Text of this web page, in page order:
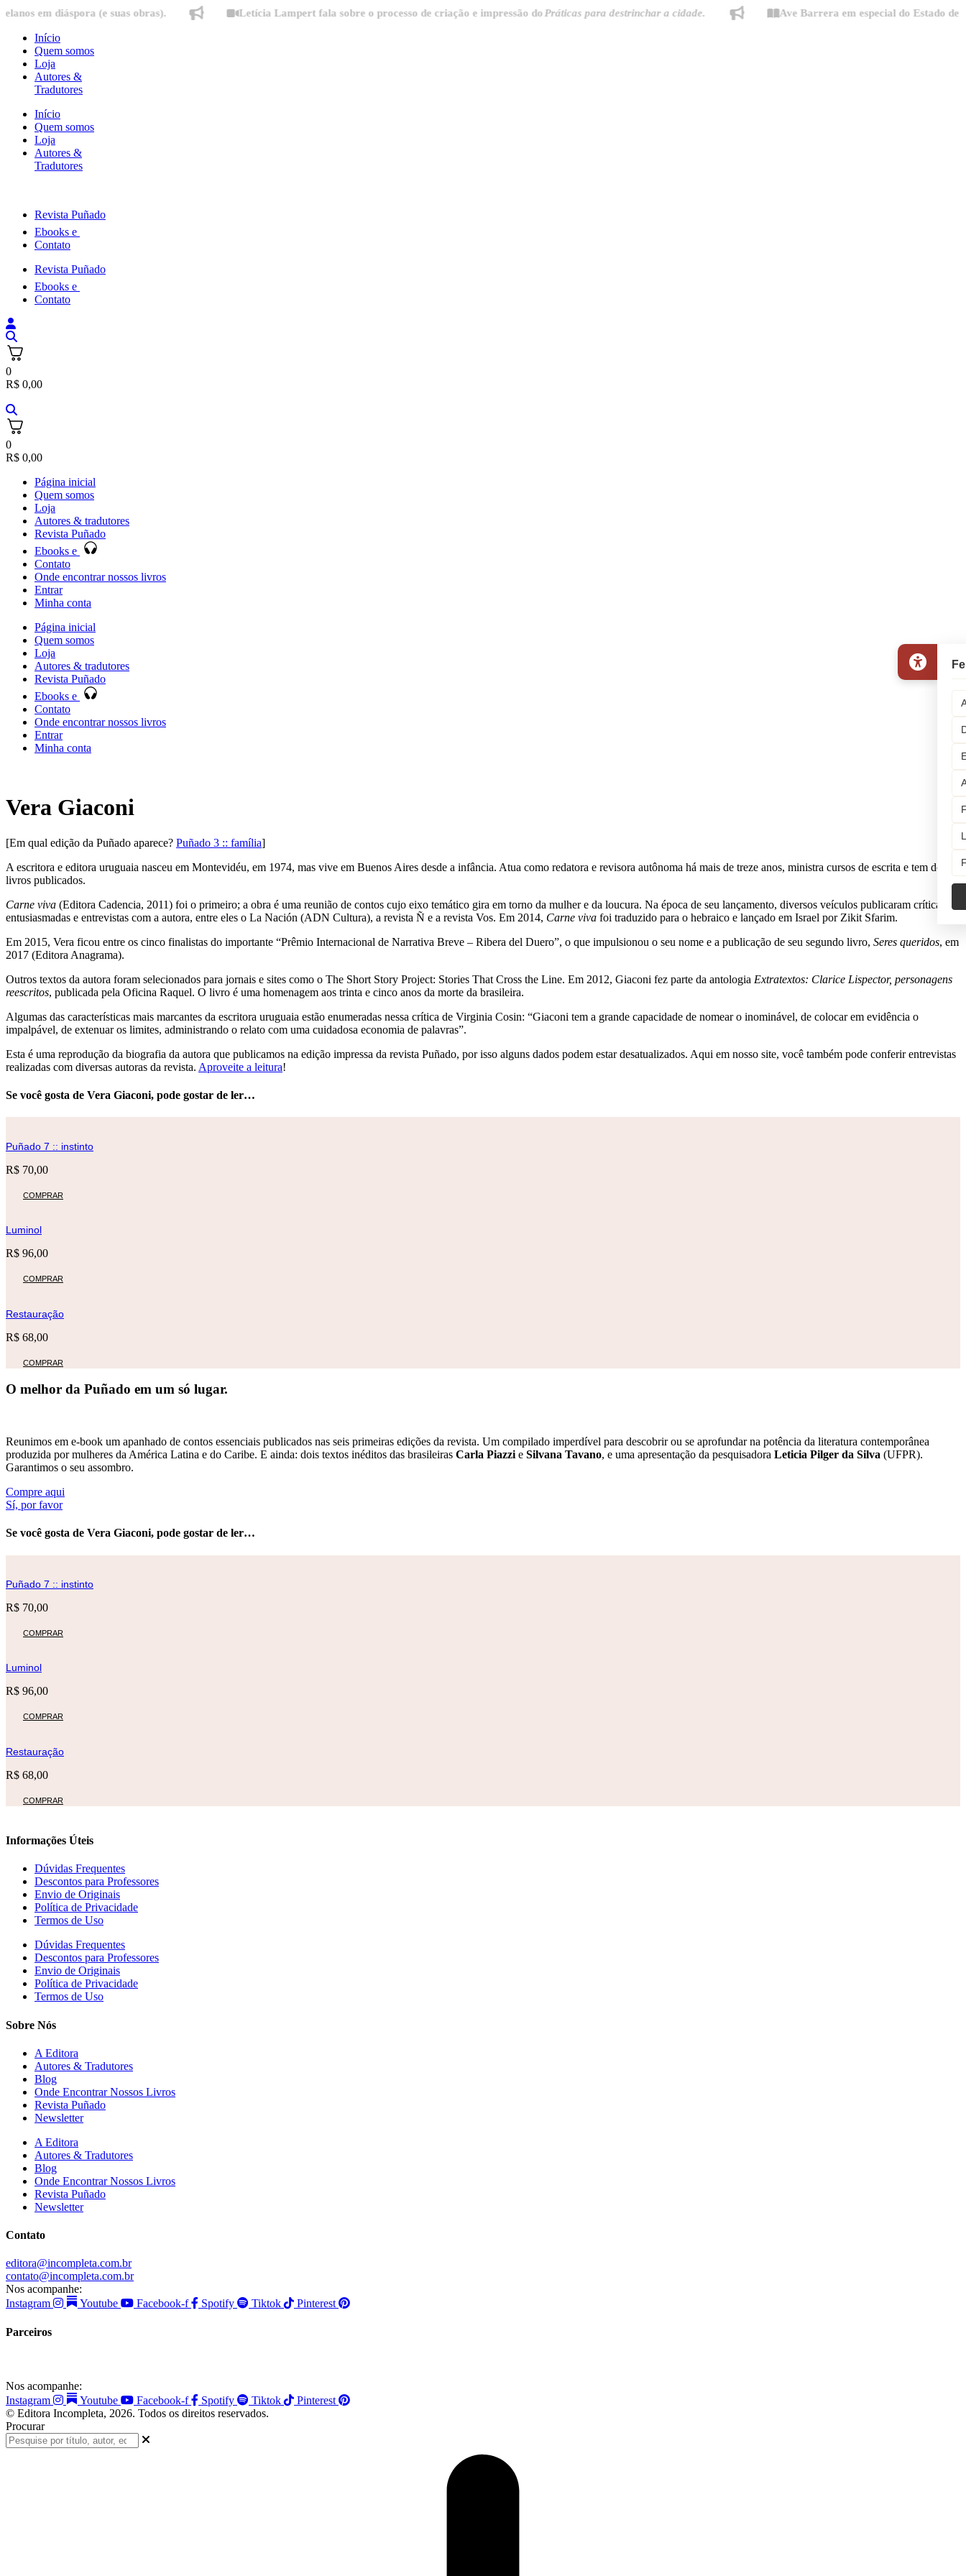
Ir
conteúdo
diáspora (e suas obras). Letícia Lampert fala sobre o processo de criação e impressão doPráticas para destrinchar a cidade. Ave Barrera em especial do Estado de
Início
Quem somos
Loja
Autores &
Tradutores
Início
Quem somos
Loja
Autores &
Tradutores
Revista Puñado
Ebooks e
Contato
Revista Puñado
Ebooks e
Contato
0
R$ 0,00
0
R$ 0,00
Página inicial
Quem somos
Loja
Autores & tradutores
Revista Puñado
Ebooks e
Contato
Onde encontrar nossos livros
Entrar
Minha conta
Página inicial
Quem somos
Loja
Autores & tradutores
Revista Puñado
Ebooks e
Contato
Onde encontrar nossos livros
Entrar
Minha conta
Vera Giaconi
[Em qual edição da Puñado aparece? Puñado 3 :: família]
A escritora e editora uruguaia nasceu em Montevidéu, em 1974, mas vive em Buenos Aires desde a infância. Atua como redatora e revisora autônoma há mais de treze anos, ministra cursos de escrita e tem dois
livros publicados.
Carne viva (Editora Cadencia, 2011) foi o primeiro; a obra é uma reunião de contos cujo eixo temático gira em torno da mulher e da loucura. Na época de seu lançamento, diversos veículos publicaram críticas
entusiasmadas e entrevistas com a autora, entre eles o La Nación (ADN Cultura), a revista Ñ e a revista Vos. Em 2014, Carne viva foi traduzido para o hebraico e lançado em Israel por Zikit Sfarim.
Em 2015, Vera ficou entre os cinco finalistas do importante “Prêmio Internacional de Narrativa Breve – Ribera del Duero”, o que impulsionou o seu nome e a publicação de seu segundo livro, Seres queridos, em
2017 (Editora Anagrama).
Outros textos da autora foram selecionados para jornais e sites como o The Short Story Project: Stories That Cross the Line. Em 2012, Giaconi fez parte da antologia Extratextos: Clarice Lispector, personagens
reescritos, publicada pela Oficina Raquel. O livro é uma homenagem aos trinta e cinco anos da morte da brasileira.
Algumas das características mais marcantes da escritora uruguaia estão enumeradas nessa crítica de Virginia Cosin: “Giaconi tem a grande capacidade de nomear o inominável, de colocar em evidência o
impalpável, de extenuar os limites, administrando o relato com uma cuidadosa economia de palavras”.
Esta é uma reprodução da biografia da autora que publicamos na edição impressa da revista Puñado, por isso alguns dados podem estar desatualizados. Aqui em nosso site, você também pode conferir entrevistas
realizadas com diversas autoras da revista. Aproveite a leitura!
Se você gosta de Vera Giaconi, pode gostar de ler…
Puñado 7 :: instinto
R$ 70,00
COMPRAR
Luminol
R$ 96,00
COMPRAR
Restauração
R$ 68,00
COMPRAR
O melhor da Puñado em um só lugar.
Reunimos em e-book um apanhado de contos essenciais publicados nas seis primeiras edições da revista. Um compilado imperdível para descobrir ou se aprofundar na potência da literatura contemporânea
produzida por mulheres da América Latina e do Caribe. E ainda: dois textos inéditos das brasileiras Carla Piazzi e Silvana Tavano, e uma apresentação da pesquisadora Leticia Pilger da Silva (UFPR).
Garantimos o seu assombro.
Compre aqui
Sí, por favor
Se você gosta de Vera Giaconi, pode gostar de ler…
Puñado 7 :: instinto
R$ 70,00
COMPRAR
Luminol
R$ 96,00
COMPRAR
Restauração
R$ 68,00
COMPRAR
Informações Úteis
Dúvidas Frequentes
Descontos para Professores
Envio de Originais
Política de Privacidade
Termos de Uso
Dúvidas Frequentes
Descontos para Professores
Envio de Originais
Política de Privacidade
Termos de Uso
Sobre Nós
A Editora
Autores & Tradutores
Blog
Onde Encontrar Nossos Livros
Revista Puñado
Newsletter
A Editora
Autores & Tradutores
Blog
Onde Encontrar Nossos Livros
Revista Puñado
Newsletter
Contato
editora@incompleta.com.br
contato@incompleta.com.br
Nos acompanhe:
Instagram
Youtube Facebook-f Spotify Tiktok Pinterest
Parceiros
Nos acompanhe:
Instagram
Youtube Facebook-f Spotify Tiktok
Pinterest
© Editora Incompleta, 2026. Todos os direitos reservados.
Procurar